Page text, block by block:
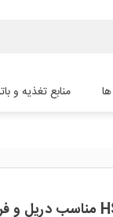
منابع تغذیه و